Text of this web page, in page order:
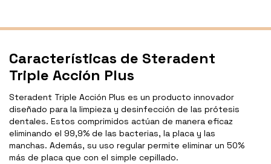
Características de Steradent
Triple Acción Plus
Steradent Triple Acción Plus es un producto innovador
diseñado para la limpieza y desinfección de las prótesis
dentales. Estos comprimidos actúan de manera eficaz
eliminando el 99,9% de las bacterias, la placa y las
manchas. Además, su uso regular permite eliminar un 50%
más de placa que con el simple cepillado.